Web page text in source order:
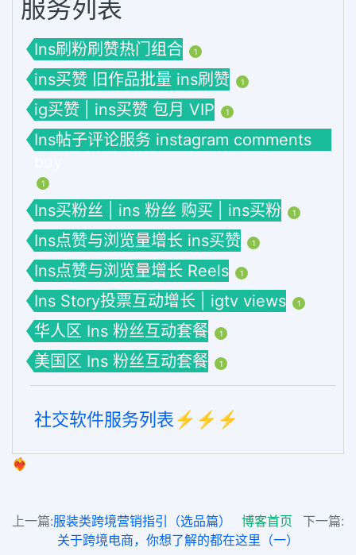
服务列表
Ins刷粉刷赞热门组合 1
ins买赞 旧作品批量 ins刷赞 1
ig买赞 | ins买赞 包月 VIP 1
Ins帖子评论服务 instagram comments
1
Ins买粉丝 | ins 粉丝 购买 | ins买粉 1
Ins点赞与浏览量增长 ins买赞 1
Ins点赞与浏览量增长 Reels 1
Ins Story投票互动增长 | igtv views 1
华人区 Ins 粉丝互动套餐 1
美国区 Ins 粉丝互动套餐 1
社交软件服务列表⚡️⚡️⚡️
❤️‍🔥
上一篇:服装类跨境营销指引（选品篇） 博客首页
下一篇:
关于跨境电商，你想了解的都在这里（一）